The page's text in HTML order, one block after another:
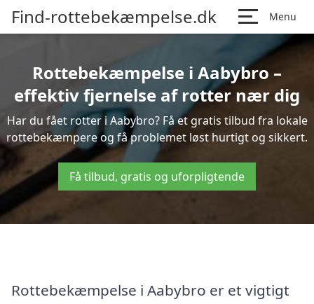
Find-rottebekæmpelse.dk Menu
Rottebekæmpelse i Aabybro –
effektiv fjernelse af rotter nær dig
Har du fået rotter i Aabybro? Få et gratis tilbud fra lokale
rottebekæmpere og få problemet løst hurtigt og sikkert.
Få tilbud, gratis og uforpligtende
Rottebekæmpelse i Aabybro er et vigtigt